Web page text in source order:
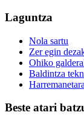
Laguntza
Nola sartu
Zer egin
Ohiko
Baldintza
Beste atari